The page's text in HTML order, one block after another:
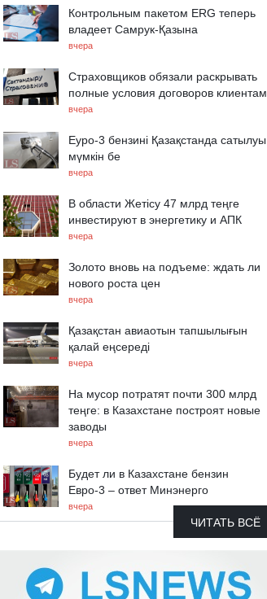
Контрольным пакетом ERG теперь
владеет Самрук-Қазына
вчера
Страховщиков обязали раскрывать
полные условия договоров клиентам
вчера
Еуро-3 бензині Қазақстанда сатылуы
мүмкін бе
вчера
В области Жетісу 47 млрд теңге
инвестируют в энергетику и АПК
вчера
Золото вновь на подъеме: ждать ли
нового роста цен
вчера
Қазақстан авиаотын тапшылығын
қалай еңсереді
вчера
На мусор потратят почти 300 млрд
теңге: в Казахстане построят новые
заводы
вчера
Будет ли в Казахстане бензин
Евро-3 – ответ Минэнерго
вчера
ЧИТАТЬ ВСЁ